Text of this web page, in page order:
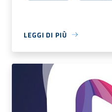
LEGGI DI PIÙ